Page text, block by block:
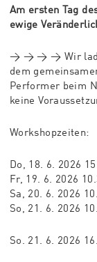
Am ersten Tag
ewige
→ → → → Wir
dem
Performer beim
keine
Workshopzeiten:
Do, 18. 6. 2026
Fr, 19. 6. 2026
Sa, 20. 6. 2026
So, 21. 6. 2026
So. 21. 6. 2026